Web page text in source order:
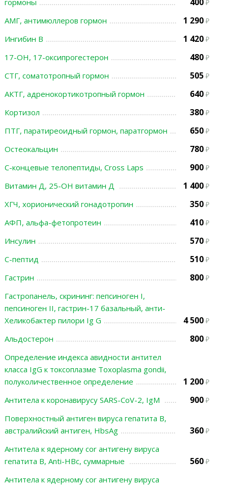
гормоны
АМГ, антимюллеров гормон 1 290
Ингибин В 1 420
17-ОН, 17-оксипрогестерон 480
СТГ, соматотропный гормон 505
АКТГ, адренокортикотропный гормон 640
Кортизол 380
ПТГ, паратиреоидный гормон, паратгормон 650
Остеокальцин 780
С-концевые телопептиды, Cross Laps 900
Витамин Д, 25-ОН витамин Д 1 400
ХГЧ, хорионический гонадотропин 350
АФП, альфа-фетопротеин 410
Инсулин 570
С-пептид 510
Гастрин 800
Гастропанель, скрининг: пепсиноген I,
пепсиноген II, гастрин-17 базальный, анти-
Хеликобактер пилори Ig G
4 500
Альдостерон 800
Определение индекса авидности антител
класса IgG к токсоплазме Toxoplasma gondii,
полуколичественное определение
1 200
Антитела к коронавирусу SARS-CoV-2, IgМ 900
Поверхностный антиген вируса гепатита В,
австралийский антиген, HbsAg
360
Антитела к ядерному cor антигену вируса
гепатита В, Anti-HBc, суммарные
560
Антитела к ядерному cor антигену вируса